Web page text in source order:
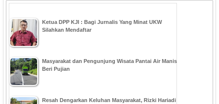
Ketua DPP KJI : Bagi Jurnalis Yang Minat UKW
Silahkan Mendaftar
Masyarakat dan Pengunjung Wisata Pantai Air Manis
Beri Pujian
Resah Dengarkan Keluhan Masyarakat, Rizki Hariadi